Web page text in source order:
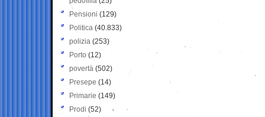
Pensioni (129)
Politica (40.833)
polizia (253)
Porto (12)
povertà (502)
Presepe (14)
Primarie (149)
Prodi (52)